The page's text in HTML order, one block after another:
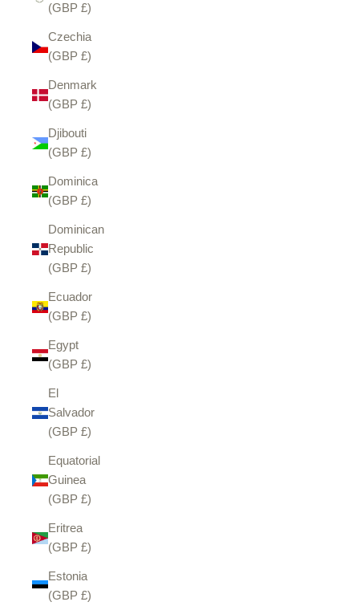
(GBP £)
Czechia
(GBP £)
Denmark
(GBP £)
Djibouti
(GBP £)
Dominica
(GBP £)
Dominican
Republic
(GBP £)
Ecuador
(GBP £)
Egypt
(GBP £)
El
Salvador
(GBP £)
Equatorial
Guinea
(GBP £)
Eritrea
(GBP £)
Estonia
(GBP £)